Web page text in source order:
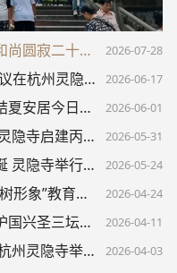
新闻｜杭州灵隐寺举办木鱼老和尚圆寂二十周年纪念法会 2026-07-28
新闻 | 2026佛教论辩会领队会议在杭州灵隐寺召开 2026-06-17
新闻｜杭州灵隐寺僧众丙午年结夏安居今日开始 2026-06-01
新闻｜四月十五佛吉祥日 杭州灵隐寺启建丙午年“结夏安居·共修华严”法会 2026-05-31
新闻｜四月初八释迦牟尼佛圣诞 灵隐寺举行浴佛法会​ 2026-05-24
【“学法规、守戒律、重修为、树形象”教育活动】杭州灵隐寺举办2026年度僧众培训 2026-04-24
新闻｜杭州灵隐寺丙午春传授护国兴圣三坛大戒法会圆满 2026-04-11
新闻｜承恩追远 继往开来——杭州灵隐寺举办建寺1700周年纪念活动 2026-04-03